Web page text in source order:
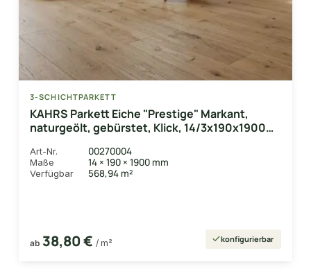
3-SCHICHTPARKETT
KAHRS Parkett Eiche "Prestige" Markant,
naturgeölt, gebürstet, Klick, 14/3x190x1900
Art-Nr. 00270004
Maße 14 × 190 × 1900 mm
Verfügbar 568,94 m²
ab 38,80 € / m² konfigurierbar